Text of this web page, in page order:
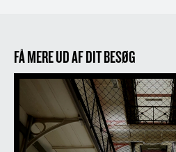
FÅ MERE UD AF DIT BESØG
Fængselsmuseet